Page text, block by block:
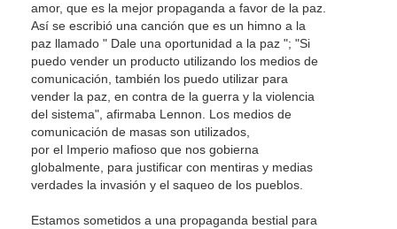
amor, que es la mejor propaganda a favor de la paz.
Así se escribió una canción que es un himno a la
paz llamado " Dale una oportunidad a la paz "; "Si
puedo vender un producto utilizando los medios de
comunicación, también los puedo utilizar para
vender la paz, en contra de la guerra y la violencia
del sistema", afirmaba Lennon. Los medios de
comunicación de masas son utilizados,
por el Imperio mafioso que nos gobierna
globalmente, para justificar con mentiras y medias
verdades la invasión y el saqueo de los pueblos.
Estamos sometidos a una propaganda bestial para